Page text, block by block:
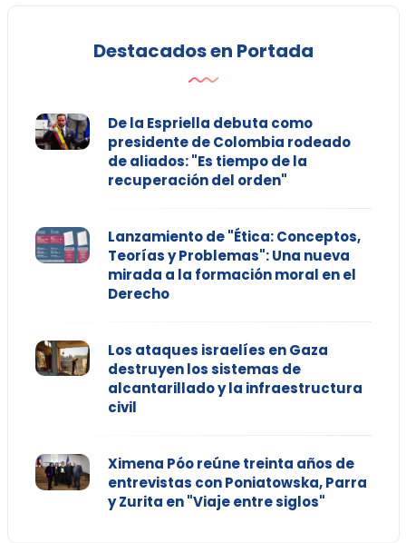
Destacados en Portada
De la Espriella debuta como
presidente de Colombia rodeado
de aliados: "Es tiempo de la
recuperación del orden"
Lanzamiento de "Ética: Conceptos,
Teorías y Problemas": Una nueva
mirada a la formación moral en el
Derecho
Los ataques israelíes en Gaza
destruyen los sistemas de
alcantarillado y la infraestructura
civil
Ximena Póo reúne treinta años de
entrevistas con Poniatowska, Parra
y Zurita en "Viaje entre siglos"